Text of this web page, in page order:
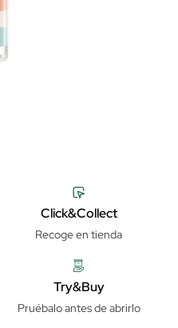
Click&Collect
Recoge en tienda
Try&Buy
Pruébalo antes de abrirlo